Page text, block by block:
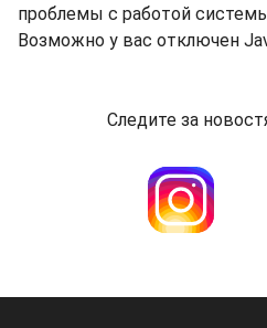
проблемы с работой
Возможно у вас отключен
Следите за